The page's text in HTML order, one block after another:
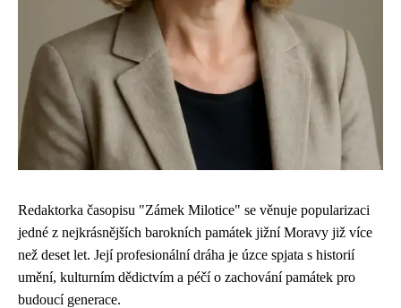
Redaktorka časopisu "Zámek Milotice" se věnuje popularizaci
jedné z nejkrásnějších barokních památek jižní Moravy již více
než deset let. Její profesionální dráha je úzce spjata s historií
umění, kulturním dědictvím a péčí o zachování památek pro
budoucí generace.